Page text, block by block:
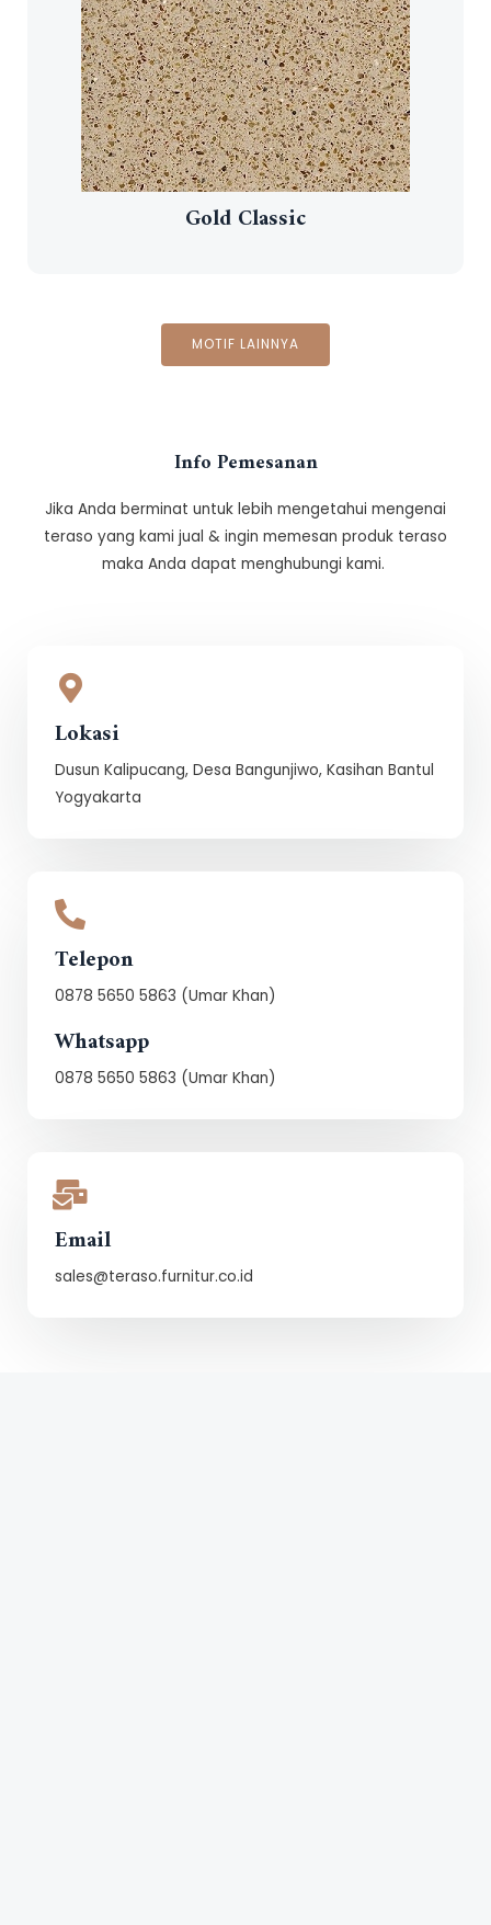
Gold Classic
MOTIF LAINNYA
Info Pemesanan
Jika Anda berminat untuk lebih mengetahui mengenai
teraso yang kami jual & ingin memesan produk teraso
maka Anda dapat menghubungi kami.
Lokasi
Dusun Kalipucang, Desa Bangunjiwo, Kasihan Bantul
Yogyakarta
Telepon
0878 5650 5863 (Umar Khan)
Whatsapp
0878 5650 5863 (Umar Khan)
Email
sales@teraso.furnitur.co.id